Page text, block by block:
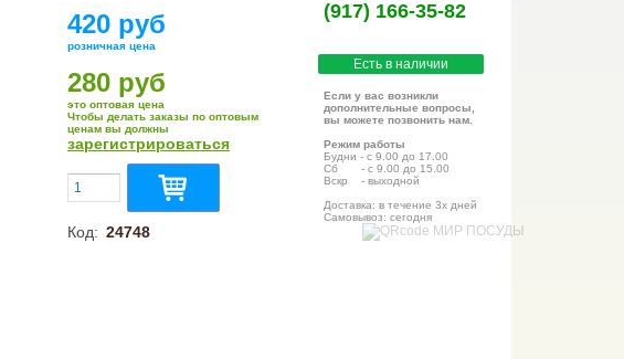
(917) 166-35-82
Есть в наличии
Если у вас возникли
дополнительные вопросы,
вы можете позвонить нам.
Режим работы
Будни - с 9.00 до 17.00
Сб - с 9.00 до 15.00
Вскр - выходной
Доставка: в течение 3х дней
Самовывоз: сегодня
420 руб
розничная цена
280 руб
это оптовая цена
Чтобы делать заказы по оптовым
ценам вы должны
зарегистрироваться
Код: 24748